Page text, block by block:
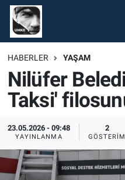
HABERLER YAŞAM
Nilüfer
Taksi'
23.05.2026 - 09:48
YAYINLANMA
2
GÖSTERIM
Gündem
Ekonomi
Spor
Magazin
Tüm Haberler
Nöbetçi Eczaneler
Hava Durumu
Namaz Vakitleri
Trafik Durumu
Süper Lig Puan